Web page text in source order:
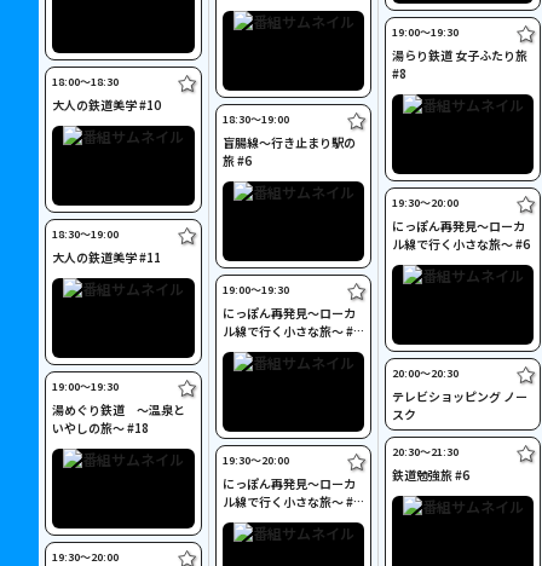
18:00〜18:30
大人の鉄道美学 #10
18:30〜19:00
大人の鉄道美学 #11
19:00〜19:30
湯めぐり鉄道 ～温泉と
いやしの旅～ #18
19:30〜20:00
18:30〜19:00
盲腸線～行き止まり駅の
旅 #6
19:00〜19:30
にっぽん再発見～ローカ
ル線で行く小さな旅～ #1
2
19:30〜20:00
にっぽん再発見～ローカ
ル線で行く小さな旅～ #1
3
19:00〜19:30
湯らり鉄道 女子ふたり旅
#8
19:30〜20:00
にっぽん再発見～ローカ
ル線で行く小さな旅～ #6
20:00〜20:30
テレビショッピング ノー
スク
20:30〜21:30
鉄道勉強旅 #6